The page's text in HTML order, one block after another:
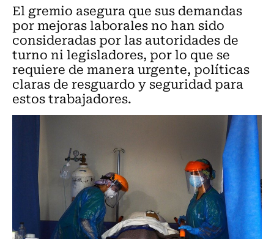
El gremio asegura que sus demandas
por mejoras laborales no han sido
consideradas por las autoridades de
turno ni legisladores, por lo que se
requiere de manera urgente, políticas
claras de resguardo y seguridad para
estos trabajadores.